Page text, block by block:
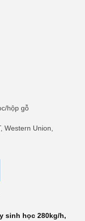
hộp gỗ
Western Union,
sinh học 280kg/h,